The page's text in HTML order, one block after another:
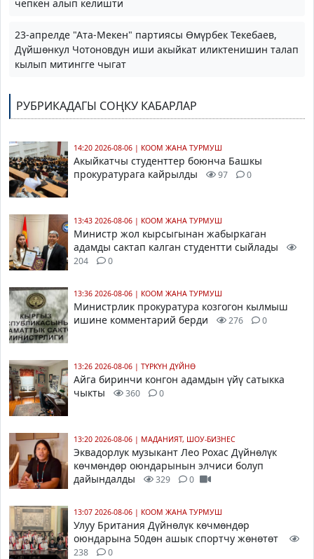
чепкен алып келишти
23-апрелде "Ата-Мекен" партиясы Өмүрбек Текебаев,
Дүйшөнкул Чотоновдун иши акыйкат иликтенишин талап
кылып митингге чыгат
РУБРИКАДАГЫ СОҢКУ КАБАРЛАР
14:20 2026-08-06 | КООМ ЖАНА ТУРМУШ
Акыйкатчы студенттер боюнча Башкы
прокуратурага кайрылды
97 0
13:43 2026-08-06 | КООМ ЖАНА ТУРМУШ
Министр жол кырсыгынан жабыркаган
адамды сактап калган студентти сыйлады
204 0
13:36 2026-08-06 | КООМ ЖАНА ТУРМУШ
Министрлик прокуратура козгогон кылмыш
ишине комментарий берди
276 0
13:26 2026-08-06 | ТҮРКҮН ДҮЙНӨ
Айга биринчи конгон адамдын үйү сатыкка
чыкты
360 0
13:20 2026-08-06 | МАДАНИЯТ, ШОУ-БИЗНЕС
Эквадорлук музыкант Лео Рохас Дүйнөлүк
көчмөндөр оюндарынын элчиси болуп
дайындалды
329 0
13:07 2026-08-06 | КООМ ЖАНА ТУРМУШ
Улуу Британия Дүйнөлүк көчмөндөр
оюндарына 50дөн ашык спортчу жөнөтөт
238 0